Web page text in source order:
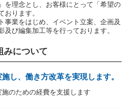
を理念とし、お客様にとって「希望の
おります。
事業をはじめ、イベント立案、企画及
及び編集加工等を行っております。
みについて
し、働き方改革を実現します。
のための経費を支援します